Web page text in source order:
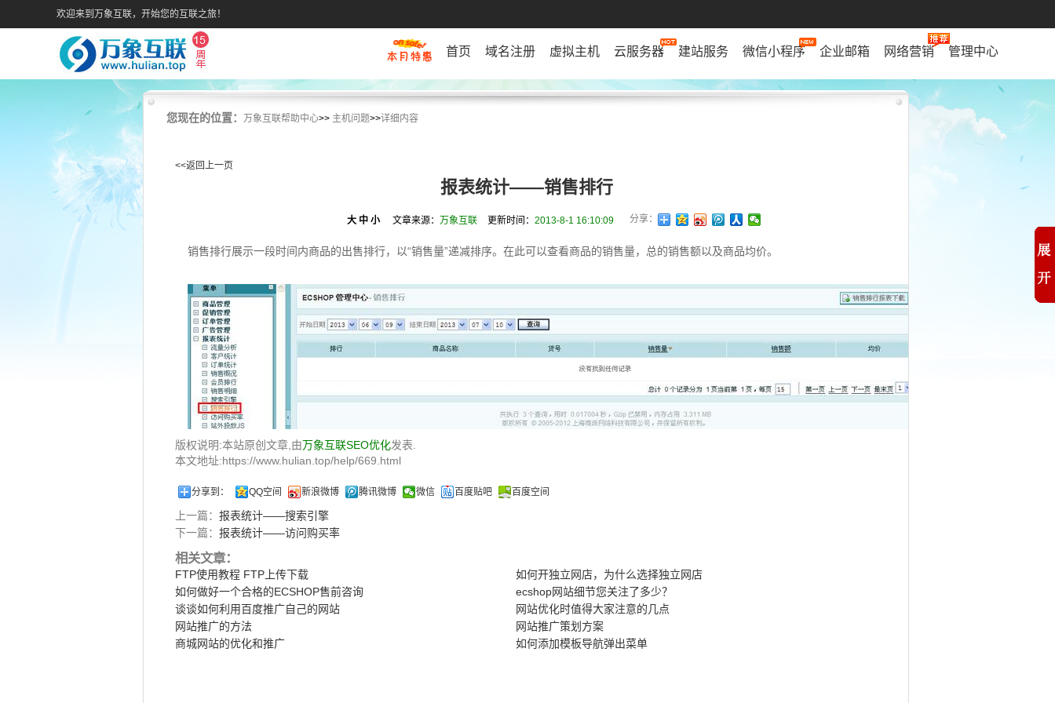
欢迎来到万象互联，开始您的互联之旅！
首页 域名注册 虚拟主机 云服务器 建站服务 微信小程序 企业邮箱 网络营销 管理中心
您现在的位置： 万象互联帮助中心>> 主机问题>>详细内容
<<返回上一页
报表统计——销售排行
大 中 小 文章来源： 万象互联 更新时间： 2013-8-1 16:10:09 分享：
销售排行展示一段时间内商品的出售排行，以“销售量”递减排序。在此可以查看商品的销售量，总的销售额以及商品均价。
版权说明:本站原创文章,由万象互联SEO优化发表.
本文地址:https://www.hulian.top/help/669.html
分享到： QQ空间 新浪微博 腾讯微博 微信 百度贴吧 百度空间
上一篇： 报表统计——搜索引擎
下一篇： 报表统计——访问购买率
相关文章：
FTP使用教程 FTP上传下载
如何开独立网店，为什么选择独立网店
如何做好一个合格的ECSHOP售前咨询
ecshop网站细节您关注了多少？
谈谈如何利用百度推广自己的网站
网站优化时值得大家注意的几点
网站推广的方法
网站推广策划方案
商城网站的优化和推广
如何添加模板导航弹出菜单